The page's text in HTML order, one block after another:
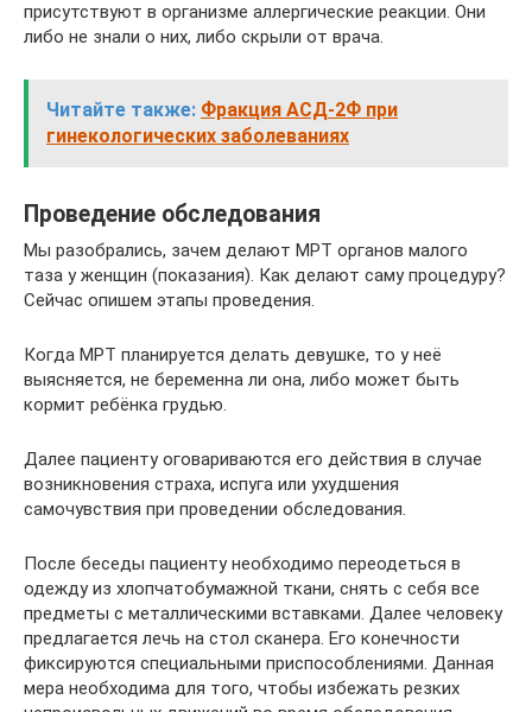
присутствуют в организме аллергические реакции. Они
либо не знали о них, либо скрыли от врача.
Читайте также: Фракция АСД-2Ф при
гинекологических заболеваниях
Проведение обследования
Мы разобрались, зачем делают МРТ органов малого
таза у женщин (показания). Как делают саму процедуру?
Сейчас опишем этапы проведения.
Когда МРТ планируется делать девушке, то у неё
выясняется, не беременна ли она, либо может быть
кормит ребёнка грудью.
Далее пациенту оговариваются его действия в случае
возникновения страха, испуга или ухудшения
самочувствия при проведении обследования.
После беседы пациенту необходимо переодеться в
одежду из хлопчатобумажной ткани, снять с себя все
предметы с металлическими вставками. Далее человеку
предлагается лечь на стол сканера. Его конечности
фиксируются специальными приспособлениями. Данная
мера необходима для того, чтобы избежать резких